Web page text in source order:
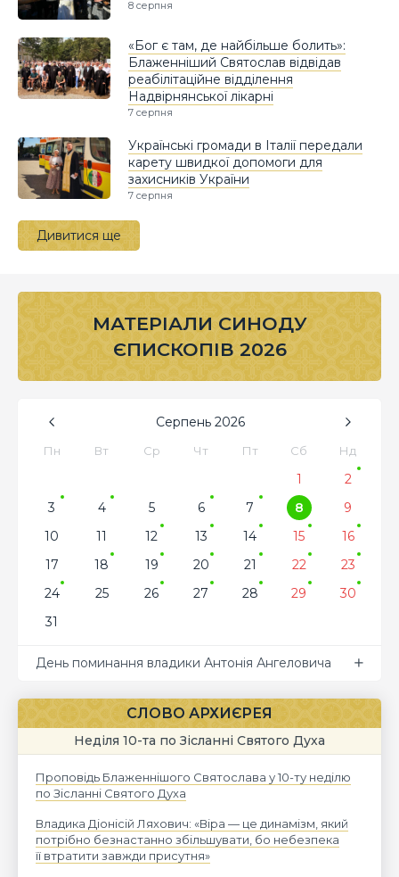
8 серпня
«Бог є там, де найбільше болить»:
Блаженніший Святослав відвідав
реабілітаційне відділення
Надвірнянської лікарні
7 серпня
Українські громади в Італії передали
карету швидкої допомоги для
захисників України
7 серпня
Дивитися ще
МАТЕРІАЛИ СИНОДУ
ЄПИСКОПІВ 2026
Серпень 2026
Пн Вт Ср Чт Пт Сб Нд
1
2
3
4 5 6 7 8
9
10
11 12 13 14 15
16
17
18 19 20 21 22
23
24
25 26 27 28 29
30
31
День поминання владики Антонія Ангеловича
СЛОВО АРХИЄРЕЯ
Неділя 10-та по Зісланні Святого Духа
Проповідь Блаженнішого Святослава у 10-ту неділю
по Зісланні Святого Духа
Владика Діонісій Ляхович: «Віра — це динамізм, який
потрібно безнастанно збільшувати, бо небезпека
її втратити завжди присутня»